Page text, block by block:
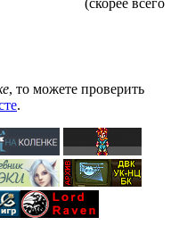
(скорее всего
, то можете проверить
.